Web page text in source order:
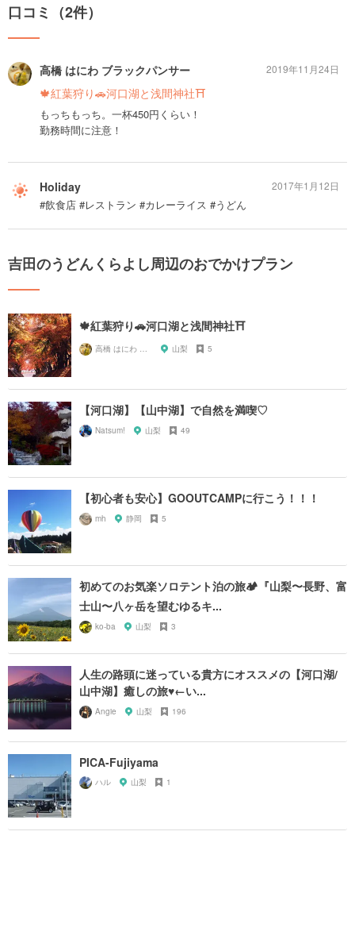
口コミ（2件）
高橋 はにわ ブラックパンサー
🍁紅葉狩り🚗河口湖と浅間神社⛩
もっちもっち。一杯450円くらい！
勤務時間に注意！
2019年11月24日
Holiday
#飲食店 #レストラン #カレーライス #うどん
2017年1月12日
吉田のうどんくらよし周辺のおでかけプラン
🍁紅葉狩り🚗河口湖と浅間神社⛩
山梨 5
【河口湖】【山中湖】で自然を満喫♡
Natsum! 山梨 49
【初心者も安心】GOOUTCAMPに行こう！！！
mh 静岡 5
初めてのお気楽ソロテント泊の旅🏕『山梨〜長野、富
士山〜八ヶ岳を望むゆるキ...
ko-ba 山梨 3
人生の路頭に迷っている貴方にオススメの【河口湖/
山中湖】癒しの旅♥︎←い...
Angie 山梨 196
PICA-Fujiyama
ハル 山梨 1